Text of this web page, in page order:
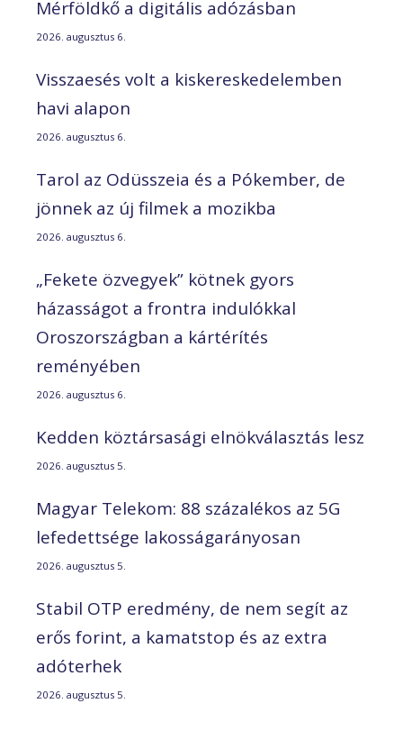
Mérföldkő a digitális adózásban
2026. augusztus 6.
Visszaesés volt a kiskereskedelemben
havi alapon
2026. augusztus 6.
Tarol az Odüsszeia és a Pókember, de
jönnek az új filmek a mozikba
2026. augusztus 6.
„Fekete özvegyek” kötnek gyors
házasságot a frontra indulókkal
Oroszországban a kártérítés
reményében
2026. augusztus 6.
Kedden köztársasági elnökválasztás lesz
2026. augusztus 5.
Magyar Telekom: 88 százalékos az 5G
lefedettsége lakosságarányosan
2026. augusztus 5.
Stabil OTP eredmény, de nem segít az
erős forint, a kamatstop és az extra
adóterhek
2026. augusztus 5.